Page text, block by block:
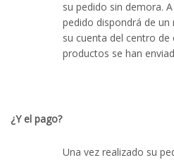
su pedido sin demora.
pedido dispondrá de
su cuenta del centro de
productos se han
¿Y el pago?
Una vez realizado su